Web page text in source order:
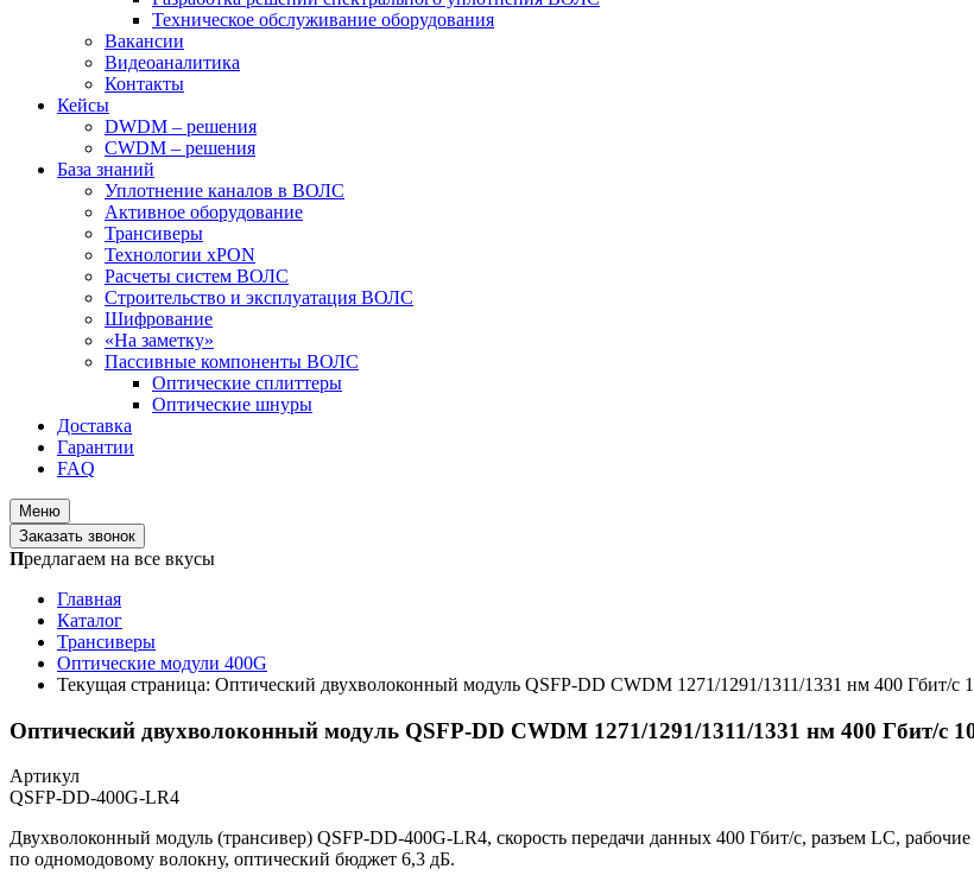
Техническое обслуживание оборудования
Вакансии
Видеоаналитика
Контакты
Кейсы
DWDM – решения
CWDM – решения
База знаний
Уплотнение каналов в ВОЛС
Активное оборудование
Трансиверы
Технологии xPON
Расчеты систем ВОЛС
Строительство и эксплуатация ВОЛС
Шифрование
«На заметку»
Пассивные компоненты ВОЛС
Оптические сплиттеры
Оптические шнуры
Доставка
Гарантии
FAQ
Меню
Заказать звонок
Предлагаем на все вкусы
Главная
Каталог
Трансиверы
Оптические модули 400G
Текущая страница: Оптический двухволоконный модуль QSFP-DD CWDM 1271/1291/1311/1331 нм 400 Гбит/с
Оптический двухволоконный модуль QSFP-DD CWDM 1271/1291/1311/1331 нм 400 Гбит/с
Артикул
QSFP-DD-400G-LR4
Двухволоконный модуль (трансивер) QSFP-DD-400G-LR4, скорость передачи данных 400 Гбит/с, разъем LC,
по одномодовому волокну, оптический бюджет 6,3 дБ.